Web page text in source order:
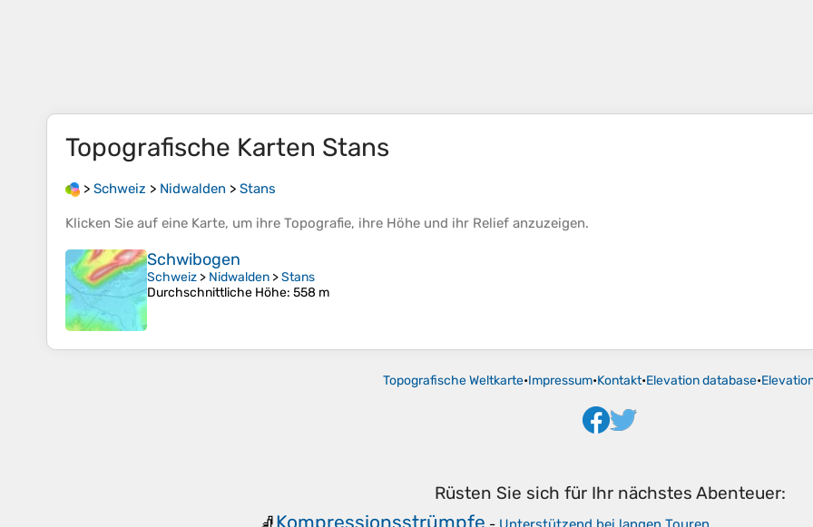
Topografische Karten Stans
> Schweiz > Nidwalden > Stans
Klicken Sie auf eine Karte, um ihre Topografie, ihre Höhe und ihr Relief anzuzeigen.
Schwibogen
Schweiz > Nidwalden >Stans
Durchschnittliche Höhe: 558 m
Topografische Weltkarte•Impressum•Kontakt•Elevation database•
Rüsten Sie sich für Ihr nächstes Abenteuer:
🧦Kompressionsstrümpfe